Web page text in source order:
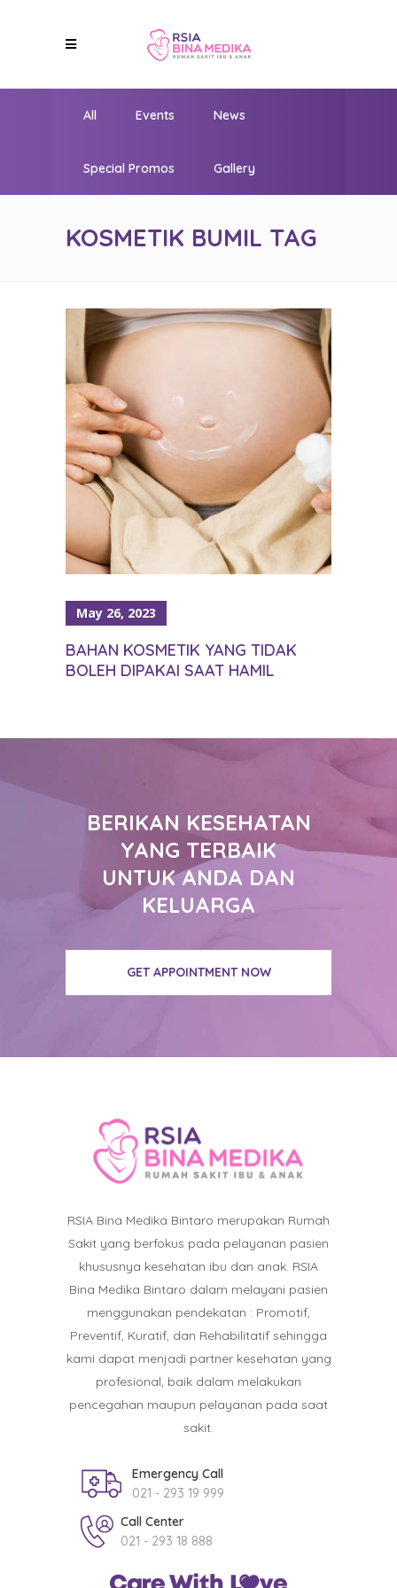
All Events News
Special Promos Gallery
KOSMETIK BUMIL TAG
May 26, 2023
BAHAN KOSMETIK YANG TIDAK
BOLEH DIPAKAI SAAT HAMIL
BERIKAN KESEHATAN
YANG TERBAIK
UNTUK ANDA DAN
KELUARGA
GET APPOINTMENT NOW
RSIA Bina Medika Bintaro merupakan Rumah
Sakit yang berfokus pada pelayanan pasien
khususnya kesehatan ibu dan anak. RSIA
Bina Medika Bintaro dalam melayani pasien
menggunakan pendekatan : Promotif,
Preventif, Kuratif, dan Rehabilitatif sehingga
kami dapat menjadi partner kesehatan yang
profesional, baik dalam melakukan
pencegahan maupun pelayanan pada saat
sakit.
Emergency Call
021 - 293 19 999
Call Center
021 - 293 18 888